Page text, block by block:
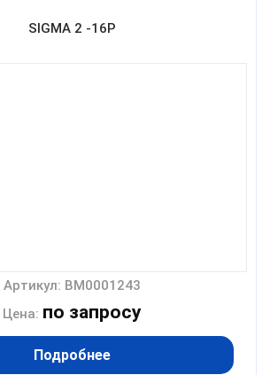
SIGMA 2 -16P
Артикул: BM0001243
Цена: по запросу
Подробнее